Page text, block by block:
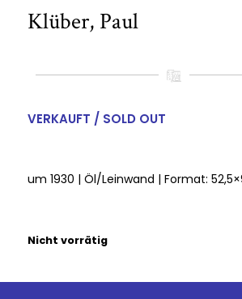
Klüber, Paul
VERKAUFT / SOLD OUT
um 1930 | Öl/Leinwand | Format:
Nicht vorrätig